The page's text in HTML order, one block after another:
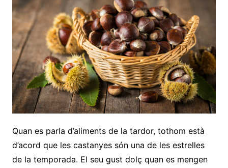
Quan es parla d’aliments de la tardor, tothom està
d’acord que les castanyes són una de les estrelles
de la temporada. El seu gust dolç quan es mengen